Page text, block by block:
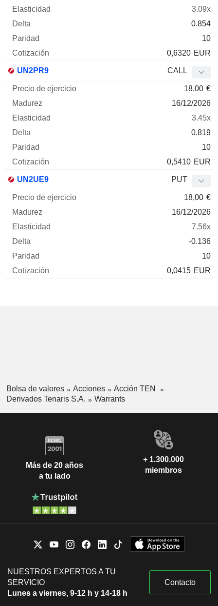
3.09x
0.854
10
0,6320 EUR
UN2PR9 CALL
18,00 €
16/12/2026
3.45x
0.819
10
0,5410 EUR
UN2UE9 PUT
18,00 €
16/12/2026
7.56x
-0.136
10
0,0415 EUR
Bolsa de valores Acciones
Acción TEN
Derivados Tenaris S.A.
Warrants
Más de 20 años
a tu lado
+ 1.300.000
miembros
NUESTROS EXPERTOS A TU
SERVICIO
Lunes a viernes, 9-12 h y 14-18 h
Contacto